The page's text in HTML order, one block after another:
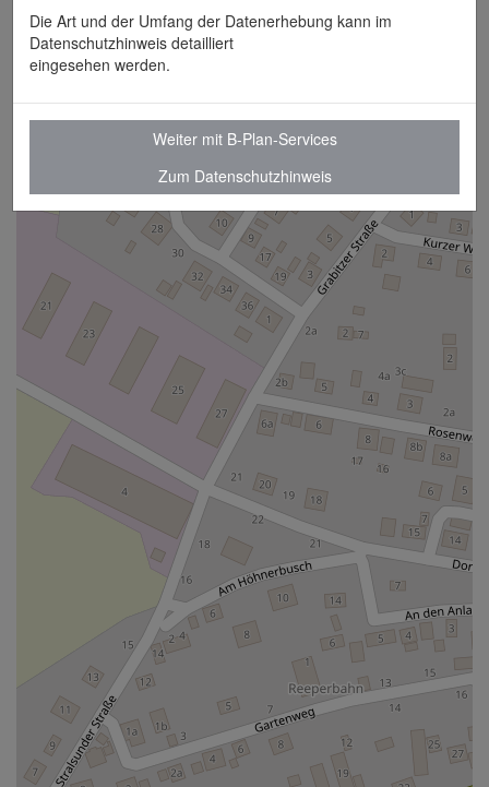
Begründung
Die Art und der Umfang der Datenerhebung kann im
Datenschutzhinweis detailliert
eingesehen werden.
Weiter mit B-Plan-Services
Zum Datenschutzhinweis